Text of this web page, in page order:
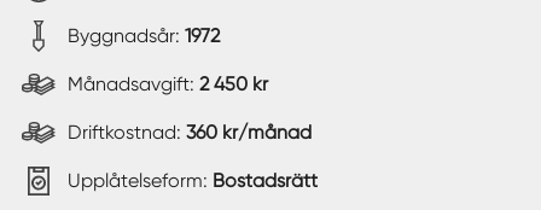
Byggnadsår: 1972
Månadsavgift: 2 450 kr
Driftkostnad: 360 kr/månad
Upplåtelseform: Bostadsrätt